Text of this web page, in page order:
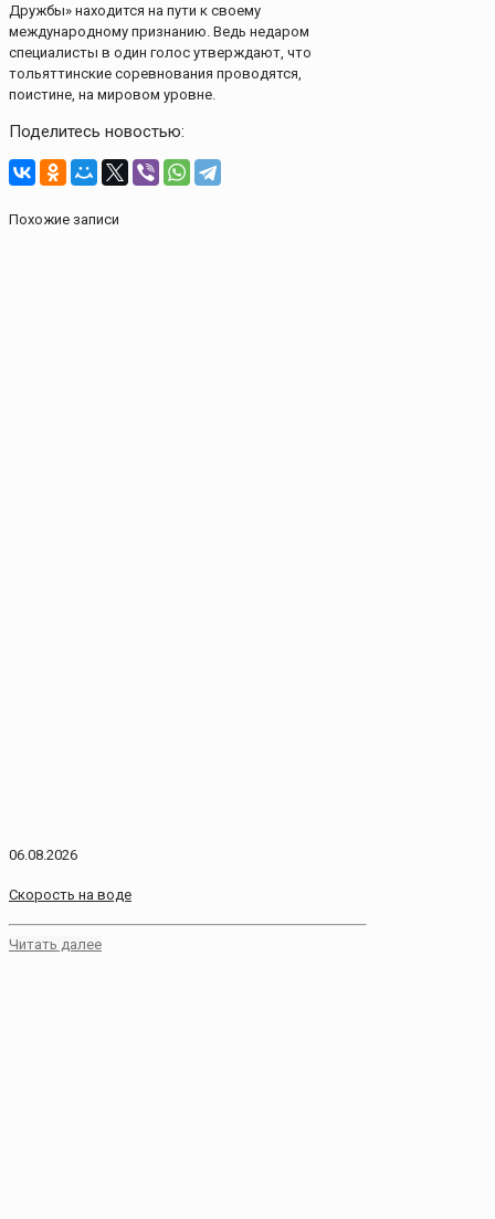
Дружбы» находится на пути к своему
международному признанию. Ведь недаром
специалисты в один голос утверждают, что
тольяттинские соревнования проводятся,
поистине, на мировом уровне.
Поделитесь новостью:
Похожие записи
06.08.2026
Скорость на воде
Читать далее